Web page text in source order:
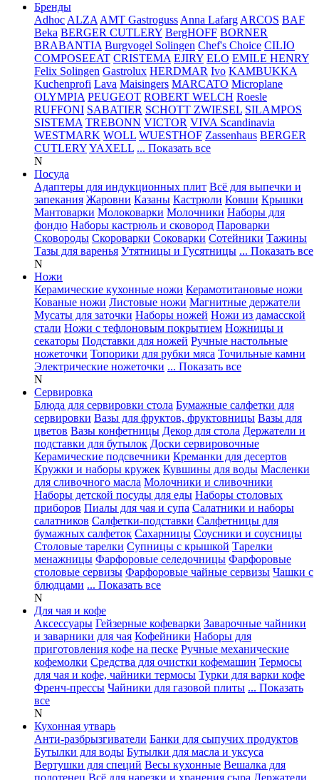
Бренды
Adhoc ALZA AMT Gastroguss Anna Lafarg ARCOS BAF
Beka BERGER CUTLERY BergHOFF BORNER
BRABANTIA Burgvogel Solingen Chef's Choice CILIO
COMPOSEEAT CRISTEMA EJIRY ELO EMILE HENRY
Felix Solingen Gastrolux HERDMAR Ivo KAMBUKKA
Kuchenprofi Lava Maisingers MARCATO Microplane
OLYMPIA PEUGEOT ROBERT WELCH Roesle
RUFFONI SABATIER SCHOTT ZWIESEL SILAMPOS
SISTEMA TREBONN VICTOR VIVA Scandinavia
WESTMARK WOLL WUESTHOF Zassenhaus BERGER
CUTLERYYAXELL ... Показать все
N
Посуда
Адаптеры для индукционных плит Всё для выпечки и
запекания Жаровни Казаны Кастрюли Ковши Крышки
Мантоварки Молоковарки Молочники Наборы для
фондю Наборы кастрюль и сковород Пароварки
Сковороды Скороварки Соковарки Сотейники Тажины
Тазы для варенья Утятницы и Гусятницы ... Показать все
N
Ножи
Керамические кухонные ножи Керамотитановые ножи
Кованые ножи Листовые ножи Магнитные держатели
Мусаты для заточки Наборы ножей Ножи из дамасской
стали Ножи с тефлоновым покрытием Ножницы и
секаторы Подставки для ножей Ручные настольные
ножеточки Топорики для рубки мяса Точильные камни
Электрические ножеточки ... Показать все
N
Сервировка
Блюда для сервировки стола Бумажные салфетки для
сервировки Вазы для фруктов, фруктовницы Вазы для
цветов Вазы конфетницы Декор для стола Держатели и
подставки для бутылок Доски сервировочные
Керамические подсвечники Креманки для десертов
Кружки и наборы кружек Кувшины для воды Масленки
для сливочного масла Молочники и сливочники
Наборы детской посуды для еды Наборы столовых
приборов Пиалы для чая и супа Салатники и наборы
салатников Салфетки-подставки Салфетницы для
бумажных салфеток Сахарницы Соусники и соусницы
Столовые тарелки Супницы с крышкой Тарелки
менажницы Фарфоровые селедочницы Фарфоровые
столовые сервизы Фарфоровые чайные сервизы Чашки с
блюдцами ... Показать все
N
Для чая и кофе
Аксессуары Гейзерные кофеварки Заварочные чайники
и заварники для чая Кофейники Наборы для
приготовления кофе на песке Ручные механические
кофемолки Средства для очистки кофемашин Термосы
для чая и кофе, чайники термосы Турки для варки кофе
Френч-прессы Чайники для газовой плиты ... Показать
все
N
Кухонная утварь
Анти-разбрызгиватели Банки для сыпучих продуктов
Бутылки для воды Бутылки для масла и уксуса
Вертушки для специй Весы кухонные Вешалка для
полотенец Всё для нарезки и хранения сыра Держатели